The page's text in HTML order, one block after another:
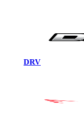
DRV